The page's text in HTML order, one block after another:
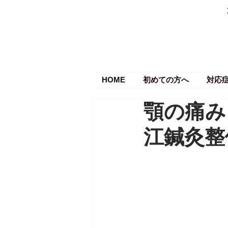
HOME 初めての方へ 対応
顎の痛
江鍼灸